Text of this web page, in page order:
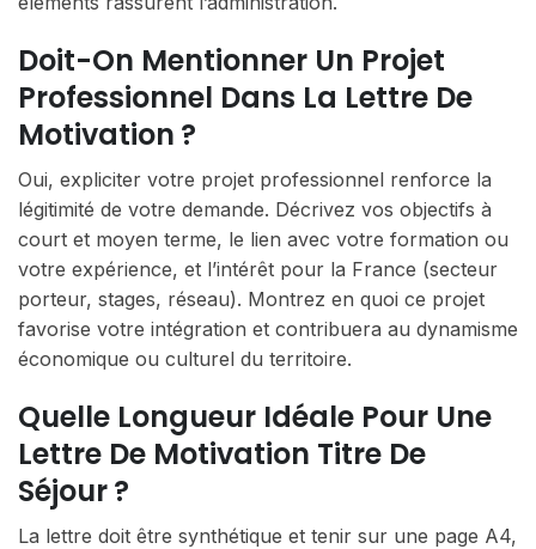
Doit-On Mentionner Un Projet
Professionnel Dans La Lettre De
Motivation ?
Oui, expliciter votre projet professionnel renforce la
légitimité de votre demande. Décrivez vos objectifs à
court et moyen terme, le lien avec votre formation ou
votre expérience, et l’intérêt pour la France (secteur
porteur, stages, réseau). Montrez en quoi ce projet
favorise votre intégration et contribuera au dynamisme
économique ou culturel du territoire.
Quelle Longueur Idéale Pour Une
Lettre De Motivation Titre De
Séjour ?
La lettre doit être synthétique et tenir sur une page A4,